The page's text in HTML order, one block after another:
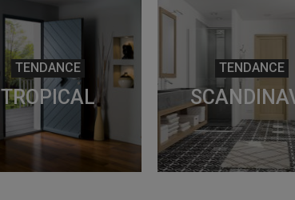
TENDANCE
TROPICAL
TENDANCE